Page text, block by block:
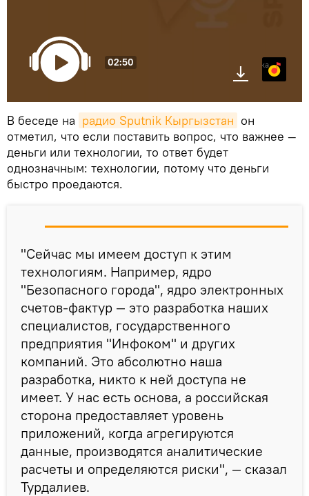
02:50 Яндекс.Музыка
В беседе на радио Sputnik Кыргызстан он
отметил, что если поставить вопрос, что важнее —
деньги или технологии, то ответ будет
однозначным: технологии, потому что деньги
быстро проедаются.
"Сейчас мы имеем доступ к этим
технологиям. Например, ядро
"Безопасного города", ядро электронных
счетов-фактур — это разработка наших
специалистов, государственного
предприятия "Инфоком" и других
компаний. Это абсолютно наша
разработка, никто к ней доступа не
имеет. У нас есть основа, а российская
сторона предоставляет уровень
приложений, когда агрегируются
данные, производятся аналитические
расчеты и определяются риски", — сказал
Турдалиев.